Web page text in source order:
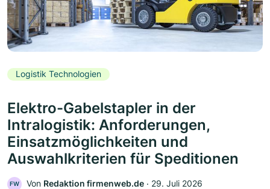
Logistik Technologien
Elektro-Gabelstapler in der
Intralogistik: Anforderungen,
Einsatzmöglichkeiten und
Auswahlkriterien für Speditionen
FW Von Redaktion firmenweb.de ‧ 29. Juli 2026